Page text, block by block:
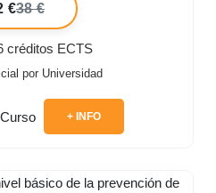
€38 €
créditos ECTS
por Universidad
+ INFO